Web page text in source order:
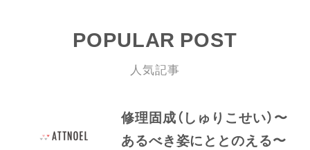
POPULAR POST
人気記事
修理固成（しゅりこせい）〜
あるべき姿にととのえる〜